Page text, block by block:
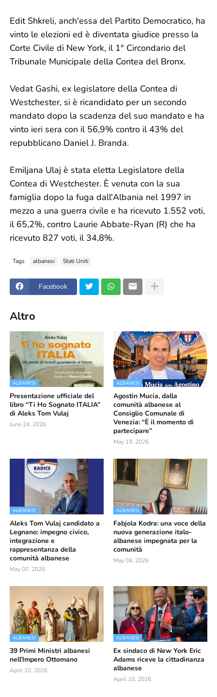
Edit Shkreli, anch'essa del Partito Democratico, ha
vinto le elezioni ed è diventata giudice presso la
Corte Civile di New York, il 1° Circondario del
Tribunale Municipale della Contea del Bronx.
Vedat Gashi, ex legislatore della Contea di
Westchester, si è ricandidato per un secondo
mandato dopo la scadenza del suo mandato e ha
vinto ieri sera con il 56,9% contro il 43% del
repubblicano Daniel J. Branda.
Emiljana Ulaj è stata eletta Legislatore della
Contea di Westchester. È venuta con la sua
famiglia dopo la fuga dall'Albania nel 1997 in
mezzo a una guerra civile e ha ricevuto 1.552 voti,
il 65,2%, contro Laurie Abbate-Ryan (R) che ha
ricevuto 827 voti, il 34,8%.
Tags albanesi Stati Uniti
Facebook
Altro
ALBANESI
Presentazione ufficiale del
libro “Ti Ho Sognato ITALIA”
di Aleks Tom Vulaj
June 24, 2026
ALBANESI
Agostin Mucia, dalla
comunità albanese al
Consiglio Comunale di
Venezia: “È il momento di
partecipare”
May 19, 2026
ALBANESI
Aleks Tom Vulaj candidato a
Legnano: impegno civico,
integrazione e
rappresentanza della
comunità albanese
May 07, 2026
ALBANESI
Fabjola Kodra: una voce della
nuova generazione italo-
albanese impegnata per la
comunità
May 04, 2026
ALBANESI
39 Primi Ministri albanesi
nell’Impero Ottomano
April 10, 2026
ALBANESI
Ex sindaco di New York Eric
Adams riceve la cittadinanza
albanese
April 10, 2026